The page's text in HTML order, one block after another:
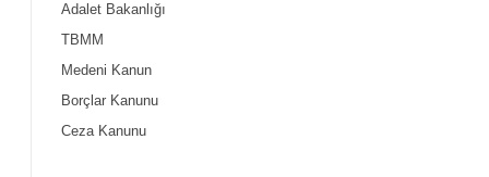
Adalet Bakanlığı
TBMM
Medeni Kanun
Borçlar Kanunu
Ceza Kanunu